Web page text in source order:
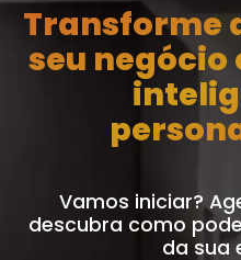
Transforme
seu negócio
Vamos iniciar?
descubra como
da sua